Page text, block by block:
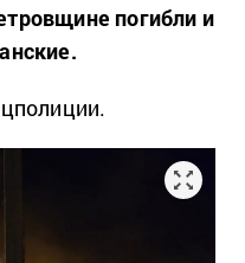
погибли и